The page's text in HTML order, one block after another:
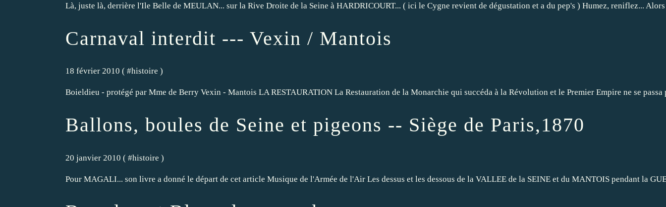
Là, juste là, derrière l'Ile Belle de MEULAN... sur la Rive Droite de la Seine à HARDRICOURT... ( ici le Cygne revient de dégustation et a du pep's ) Humez, reniflez...
Carnaval interdit --- Vexin / Mantois
18 février 2010 ( #histoire )
Boieldieu - protégé par Mme de Berry Vexin - Mantois LA RESTAURATION La Restauration de la Monarchie qui succéda à la Révolution et le Premier Empire ne se
Ballons, boules de Seine et pigeons -- Siège de Paris,1870
20 janvier 2010 ( #histoire )
Pour MAGALI... son livre a donné le départ de cet article Musique de l'Armée de l'Air Les dessus et les dessous de la VALLEE de la SEINE et du MANTOIS pendant la